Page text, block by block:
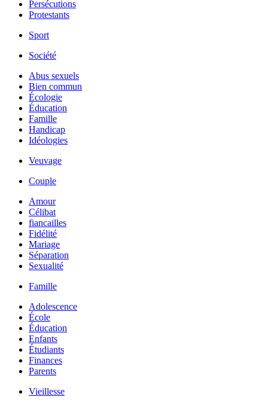
Persécutions
Protestants
Sport
Société
Abus sexuels
Bien commun
Écologie
Éducation
Famille
Handicap
Idéologies
Veuvage
Couple
Amour
Célibat
fiancailles
Fidélité
Mariage
Séparation
Sexualité
Famille
Adolescence
École
Éducation
Enfants
Étudiants
Finances
Parents
Vieillesse